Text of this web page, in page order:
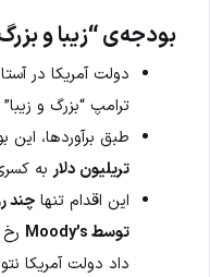
بودجه‌ی “زیبا و
دولت آمریکا در
ترامپ “بزرگ و
طبق برآوردها، این بودجه
تریلیون دلار به
این اقدام تنهاچند
توسط Moody’s
داد دولت آمریکا